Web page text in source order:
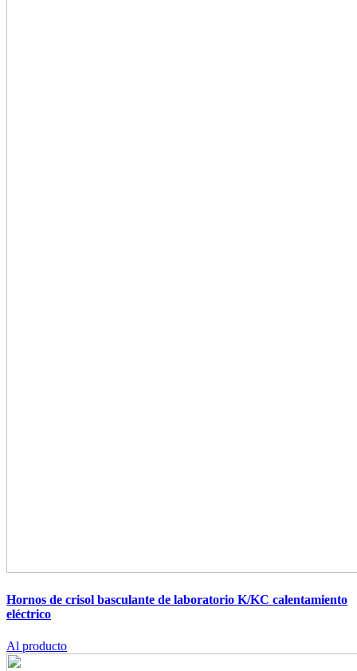
Hornos de crisol basculante de laboratorio K/KC calentamiento
eléctrico
Al producto